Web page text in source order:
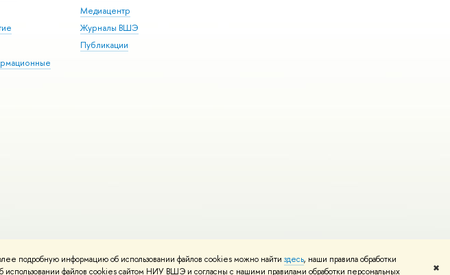
подробную информацию об использовании файлов cookies можно найти здесь, наши правила обработки
использовании файлов cookies сайтом НИУ ВШЭ и согласны с нашими правилами обработки персональных ✖
Медиацентр
Журналы ВШЭ
Публикации
Редактору
Карта сайта